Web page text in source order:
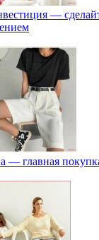
—
— главная